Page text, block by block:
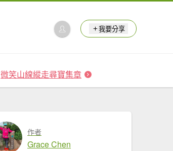
我要分享
微笑山線縱走尋寶集章
作者
Grace Chen